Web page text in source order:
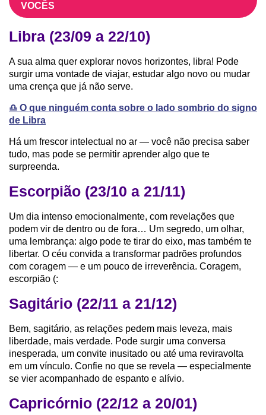
VOCÊS
Libra (23/09 a 22/10)
A sua alma quer explorar novos horizontes, libra! Pode
surgir uma vontade de viajar, estudar algo novo ou mudar
uma crença que já não serve.
♎️ O que ninguém conta sobre o lado sombrio do signo
de Libra
Há um frescor intelectual no ar — você não precisa saber
tudo, mas pode se permitir aprender algo que te
surpreenda.
Escorpião (23/10 a 21/11)
Um dia intenso emocionalmente, com revelações que
podem vir de dentro ou de fora… Um segredo, um olhar,
uma lembrança: algo pode te tirar do eixo, mas também te
libertar. O céu convida a transformar padrões profundos
com coragem — e um pouco de irreverência. Coragem,
escorpião (:
Sagitário (22/11 a 21/12)
Bem, sagitário, as relações pedem mais leveza, mais
liberdade, mais verdade. Pode surgir uma conversa
inesperada, um convite inusitado ou até uma reviravolta
em um vínculo. Confie no que se revela — especialmente
se vier acompanhado de espanto e alívio.
Capricórnio (22/12 a 20/01)